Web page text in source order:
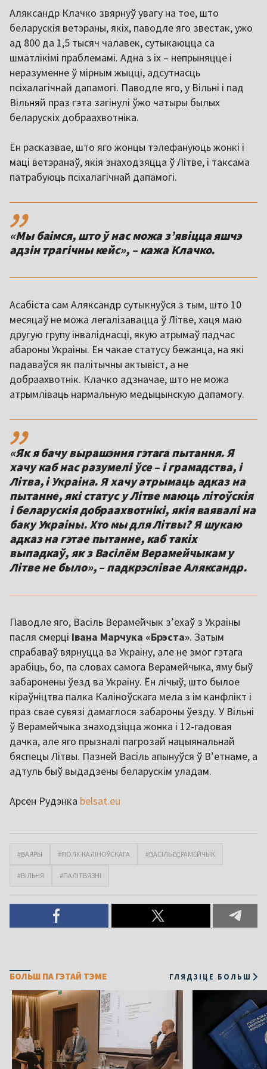
Аляксандр Клачко звярнуў увагу на тое, што
беларускія ветэраны, якіх, паводле яго звестак, ужо
ад 800 да 1,5 тысяч чалавек, сутыкаюцца са
шматлікімі праблемамі. Адна з іх – непрыняцце і
неразуменне ў мірным жыцці, адсутнасць
псіхалагічнай дапамогі. Паводле яго, у Вільні і пад
Вільняй праз гэта загінулі ўжо чатыры былых
беларускіх добраахвотніка.
Ён расказвае, што яго жонцы тэлефануюць жонкі і
маці ветэранаў, якія знаходзяцца ў Літве, і таксама
патрабуюць псіхалагічнай дапамогі.
,,
«Мы баімся, што ў нас можа з’явіцца яшчэ
адзін трагічны кейс», – кажа Клачко.
Асабіста сам Аляксандр сутыкнуўся з тым, што 10
месяцаў не можа легалізавацца ў Літве, хаця маю
другую групу інваліднасці, якую атрымаў падчас
абароны Украіны. Ён чакае статусу бежанца, на які
падаваўся як палітычны актывіст, а не
добраахвотнік. Клачко адзначае, што не можа
атрымліваць нармальную медыцынскую дапамогу.
,,
«Як я бачу вырашэння гэтага пытання. Я
хачу каб нас разумелі ўсе – і грамадства, і
Літва, і Украіна. Я хачу атрымаць адказ на
пытанне, які статус у Літве маюць літоўскія
і беларускія добраахвотнікі, якія ваявалі на
баку Украіны. Хто мы для Літвы? Я шукаю
адказ на гэтае пытанне, каб такіх
выпадкаў, як з Васілём Верамейчыкам у
Літве не было», – падкрэслівае Аляксандр.
Паводле яго, Васіль Верамейчык з’ехаў з Украіны
пасля смерці Івана Марчука «Брэста». Затым
спрабаваў вярнуцца ва Украіну, але не змог гэтага
зрабіць, бо, па словах самога Верамейчыка, яму быў
забаронены ўезд ва Украіну. Ён лічыў, што былое
кіраўніцтва палка Каліноўскага мела з ім канфлікт і
праз свае сувязі дамаглося забароны ўезду. У Вільні
ў Верамейчыка знаходзіцца жонка і 12-гадовая
дачка, але яго прызналі пагрозай нацыянальнай
бяспецы Літвы. Пазней Васіль апынуўся ў В’етнаме, а
адтуль быў выдадзены беларускім уладам.
Арсен Рудэнка belsat.eu
#ВАЯРЫ #ПОЛК КАЛІНОЎСКАГА #ВАСІЛЬ ВЕРАМЕЙЧЫК
#ВІЛЬНЯ #ПАЛІТВЯЗНІ
БОЛЬШ ПА ГЭТАЙ ТЭМЕ ГЛЯДЗІЦЕ БОЛЬШ